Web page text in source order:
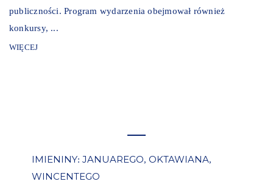
publiczności. Program wydarzenia obejmował również
konkursy, ...
WIĘCEJ
IMIENINY: JANUAREGO, OKTAWIANA,
WINCENTEGO